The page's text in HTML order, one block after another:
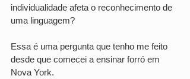
individualidade afeta o reconhecimento de
uma linguagem?
Essa é uma pergunta que tenho me feito
desde que comecei a ensinar forró em
Nova York.